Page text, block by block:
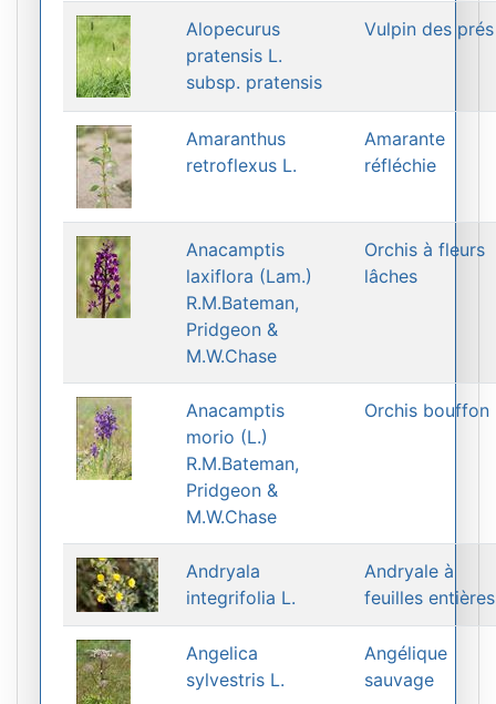
Alopecurus
pratensis L.
subsp. pratensis
Vulpin des prés
Amaranthus
retroflexus L.
Amarante
réfléchie
Anacamptis
laxiflora (Lam.)
R.M.Bateman,
Pridgeon &
M.W.Chase
Orchis à fleurs
lâches
Anacamptis
morio (L.)
R.M.Bateman,
Pridgeon &
M.W.Chase
Orchis bouffon
Andryala
integrifolia L.
Andryale à
feuilles entières
Angelica
sylvestris L.
Angélique
sauvage